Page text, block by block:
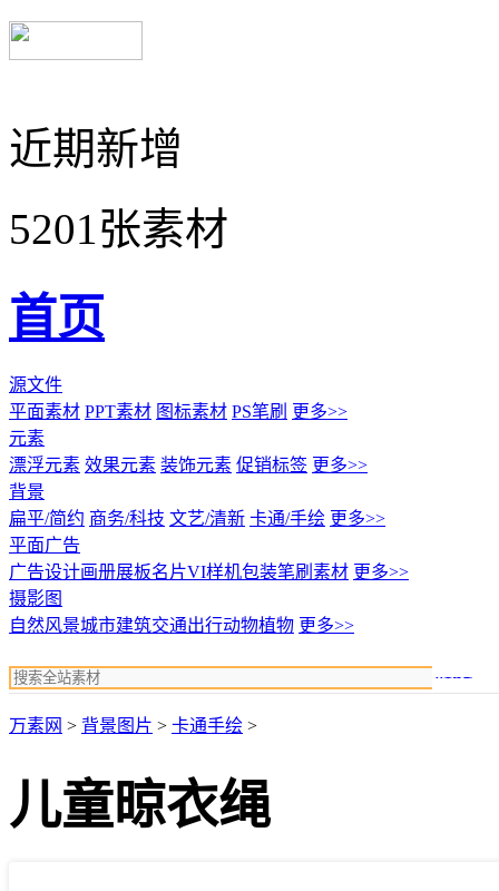
近期新增
5201张素材
首页
源文件
平面素材 PPT素材 图标素材 PS笔刷 更多>>
元素
漂浮元素 效果元素 装饰元素 促销标签 更多>>
背景
扁平/简约 商务/科技 文艺/清新 卡通/手绘 更多>>
平面广告
广告设计画册展板名片VI样机包装笔刷素材 更多>>
摄影图
自然风景城市建筑交通出行动物植物 更多>>
万素网 > 背景图片 > 卡通手绘 >
儿童晾衣绳